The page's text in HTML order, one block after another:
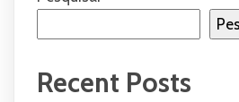
Recent Posts